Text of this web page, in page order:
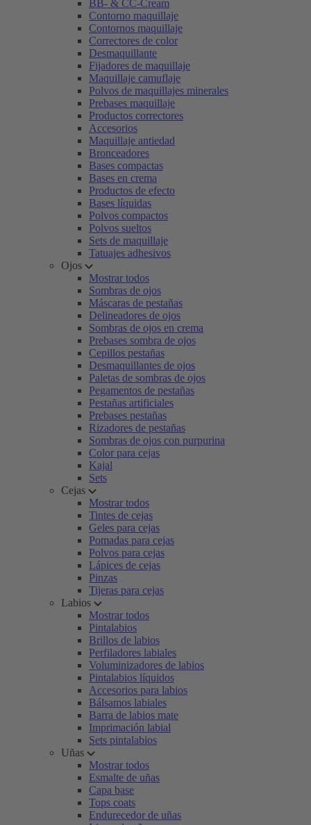
BB- & CC-Cream
Contorno maquillaje
Contornos maquillaje
Correctores de color
Desmaquillante
Fijadores de maquillaje
Maquillaje camuflaje
Polvos de maquillajes minerales
Prebases maquillaje
Productos correctores
Accesorios
Maquillaje antiedad
Bronceadores
Bases compactas
Bases en crema
Productos de efecto
Bases líquidas
Polvos compactos
Polvos sueltos
Sets de maquillaje
Tatuajes adhesivos
Ojos
Mostrar todos
Sombras de ojos
Máscaras de pestañas
Delineadores de ojos
Sombras de ojos en crema
Prebases sombra de ojos
Cepillos pestañas
Desmaquillantes de ojos
Paletas de sombras de ojos
Pegamentos de pestañas
Pestañas artificiales
Prebases pestañas
Rizadores de pestañas
Sombras de ojos con purpurina
Color para cejas
Kajal
Sets
Cejas
Mostrar todos
Tintes de cejas
Geles para cejas
Pomadas para cejas
Polvos para cejas
Lápices de cejas
Pinzas
Tijeras para cejas
Labios
Mostrar todos
Pintalabios
Brillos de labios
Perfiladores labiales
Voluminizadores de labios
Pintalabios líquidos
Accesorios para labios
Bálsamos labiales
Barra de labios mate
Imprimación labial
Sets pintalabios
Uñas
Mostrar todos
Esmalte de uñas
Capa base
Tops coats
Endurecedor de uñas